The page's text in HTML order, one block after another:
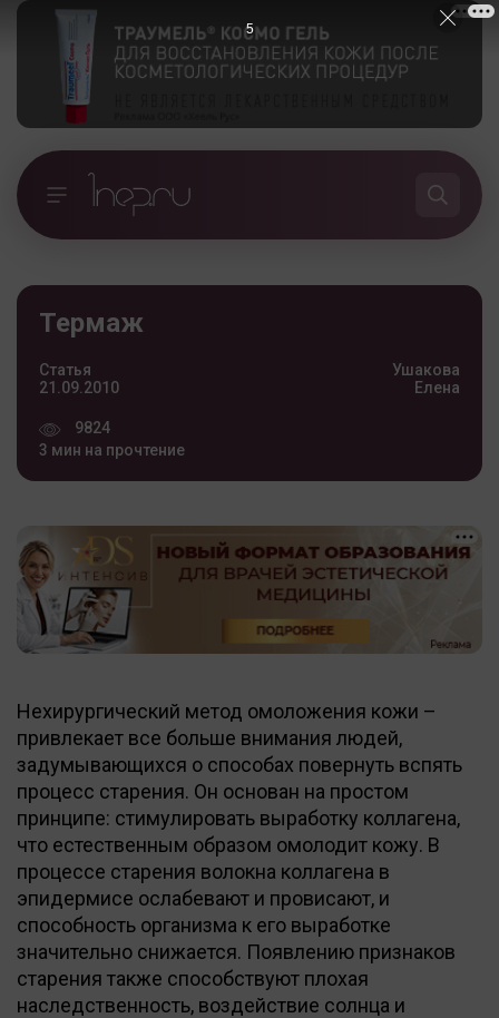
Термаж
Статья
21.09.2010
9824
3 мин на прочтение
Ушакова
Елена
Нехирургический метод омоложения кожи –
привлекает все больше внимания людей,
задумывающихся о способах повернуть вспять
процесс старения. Он основан на простом
принципе: стимулировать выработку коллагена,
что естественным образом омолодит кожу. В
процессе старения волокна коллагена в
эпидермисе ослабевают и провисают, и
способность организма к его выработке
значительно снижается. Появлению признаков
старения также способствуют плохая
наследственность, воздействие солнца и
5